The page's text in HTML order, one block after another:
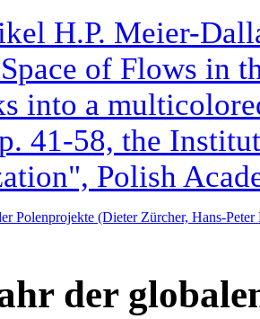
H.P. Meier-
of Flows in
into a
41-58, the
Polish
Polenprojekte (Dieter Zürcher, Hans-
der